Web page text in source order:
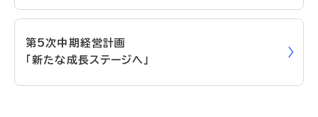
第5次中期経営計画
「新たな成長ステージへ」